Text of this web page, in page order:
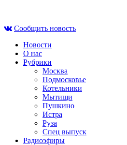
contentСообщить новость
Новости
О нас
Рубрики
Москва
Подмосковье
Котельники
Мытищи
Пушкино
Истра
Руза
Спец выпуск
Радиоэфиры